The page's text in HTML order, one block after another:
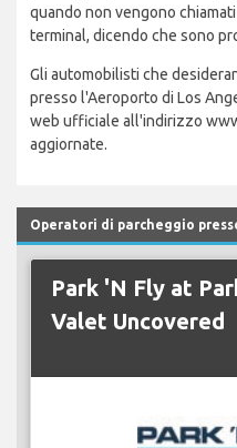
quando non vengono
terminal, dicendo che sono
Gli automobilisti che
presso l'Aeroporto di Los
web ufficiale all'indirizzo
aggiornate.
Operatori di parcheggio
Park 'N Fly at
Valet Uncovered